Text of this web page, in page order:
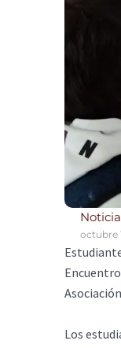
octubre
Los